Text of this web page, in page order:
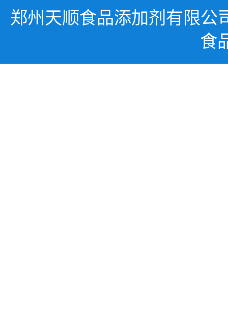
郑州天顺食品添加剂有限公
食